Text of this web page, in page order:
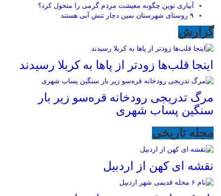
آبیاری نوین چگونه معیشت مردم گرمی را متحول کرد؟
۹ روستای شهرستان نمین دچار تنش آبی هستند
گزارش
اینجا قلب‌ها زودتر از پاها به کربلا رسیدند
مرگ تدریجی رودخانه قره‌سو زیر بار
سنگین پساب شهری
مجله تاریخی
نقشه ای کهن از اردبیل